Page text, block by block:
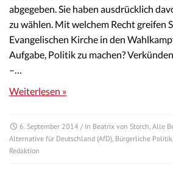
abgegeben. Sie haben ausdrücklich
zu wählen. Mit welchem Recht greifen
Evangelischen Kirche in den
Aufgabe, Politik zu machen?
–…
Weiterlesen »
6. September 2014 / In Beatrix von Storch Alle
Alternative für Deutschland (AfD) Bürgerliche Politik
Redaktion